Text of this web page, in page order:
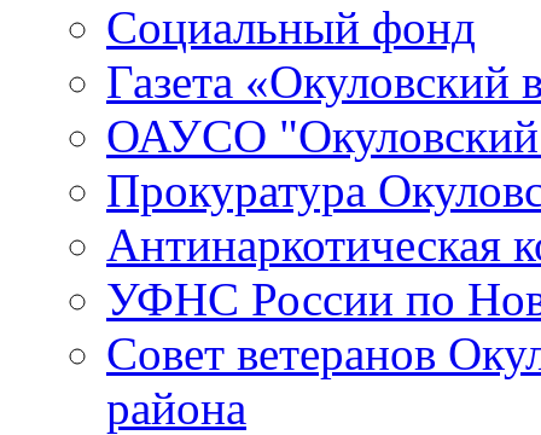
Социальный фонд
Газета «Окуловский
ОАУСО
Прокуратура
Антинаркотическая
УФНС России по
Совет ветеранов
района